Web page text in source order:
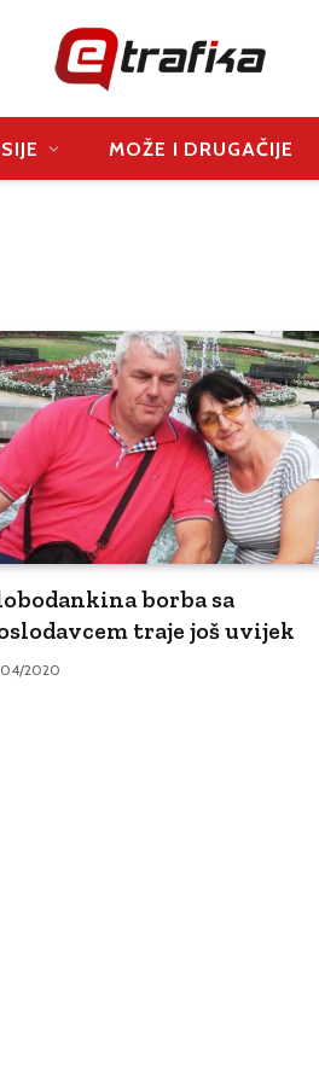
MOŽE I DRUGAČIJE
borba sa
traje još uvijek
04/2020